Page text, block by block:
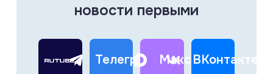
новости первыми
Телеграм Макс ВКонтакте